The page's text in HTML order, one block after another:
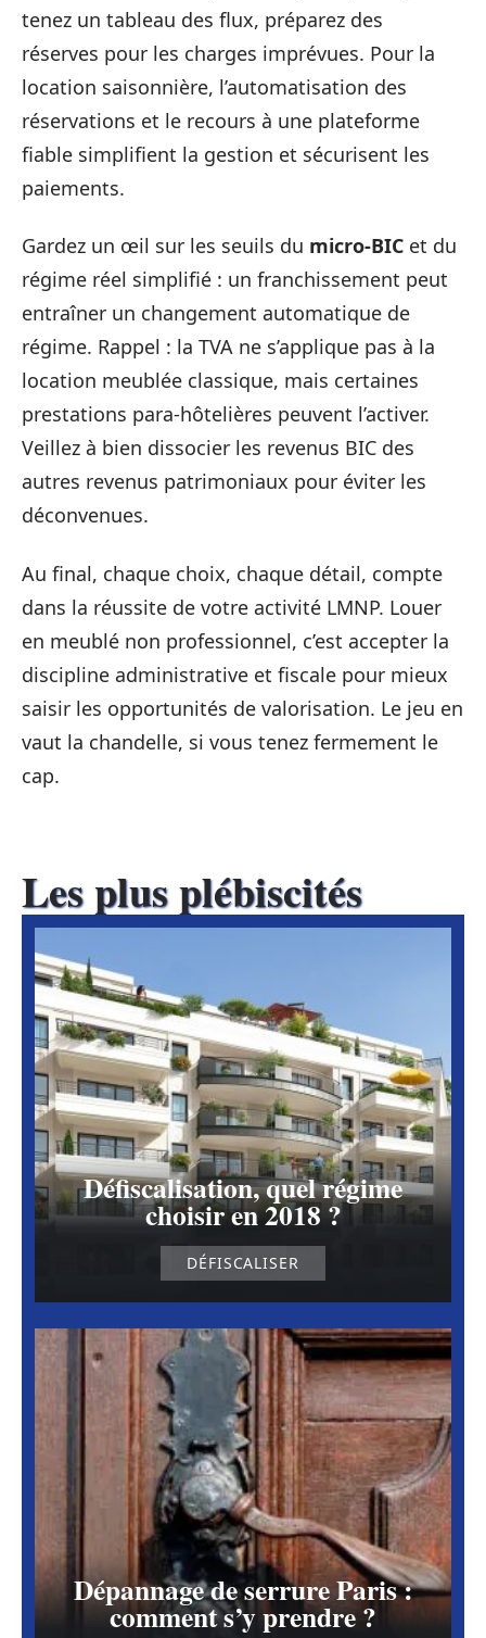
tenez un tableau des flux, préparez des
réserves pour les charges imprévues. Pour la
location saisonnière, l’automatisation des
réservations et le recours à une plateforme
fiable simplifient la gestion et sécurisent les
paiements.
Gardez un œil sur les seuils du micro-BIC et du
régime réel simplifié : un franchissement peut
entraîner un changement automatique de
régime. Rappel : la TVA ne s’applique pas à la
location meublée classique, mais certaines
prestations para-hôtelières peuvent l’activer.
Veillez à bien dissocier les revenus BIC des
autres revenus patrimoniaux pour éviter les
déconvenues.
Au final, chaque choix, chaque détail, compte
dans la réussite de votre activité LMNP. Louer
en meublé non professionnel, c’est accepter la
discipline administrative et fiscale pour mieux
saisir les opportunités de valorisation. Le jeu en
vaut la chandelle, si vous tenez fermement le
cap.
Les plus plébiscités
Défiscalisation, quel régime
choisir en 2018 ?
DÉFISCALISER
Dépannage de serrure Paris :
comment s’y prendre ?